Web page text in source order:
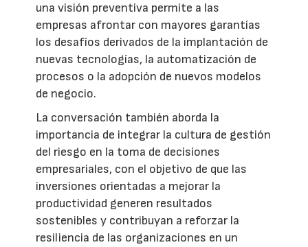
una visión preventiva permite a las
empresas afrontar con mayores garantías
los desafíos derivados de la implantación de
nuevas tecnologías, la automatización de
procesos o la adopción de nuevos modelos
de negocio.
La conversación también aborda la
importancia de integrar la cultura de gestión
del riesgo en la toma de decisiones
empresariales, con el objetivo de que las
inversiones orientadas a mejorar la
productividad generen resultados
sostenibles y contribuyan a reforzar la
resiliencia de las organizaciones en un